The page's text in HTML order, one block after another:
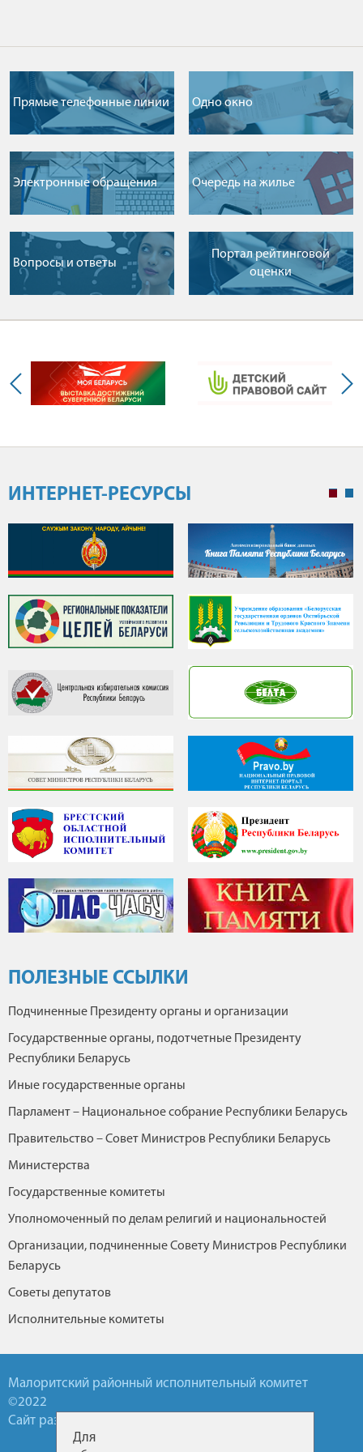
Прямые телефонные линии Одно окно
Электронные обращения Очередь на жилье
Вопросы и ответы
Портал рейтинговой
оценки
ИНТЕРНЕТ-РЕСУРСЫ
ПОЛЕЗНЫЕ ССЫЛКИ
Подчиненные Президенту органы и организации
Государственные органы, подотчетные Президенту
Республики Беларусь
Иные государственные органы
Парламент – Национальное собрание Республики Беларусь
Правительство – Совет Министров Республики Беларусь
Министерства
Государственные комитеты
Уполномоченный по делам религий и национальностей
Организации, подчиненные Совету Министров Республики
Беларусь
Советы депутатов
Исполнительные комитеты
Малоритский районный исполнительный комитет
©2022
Сайт разработан УП БелТА
Для